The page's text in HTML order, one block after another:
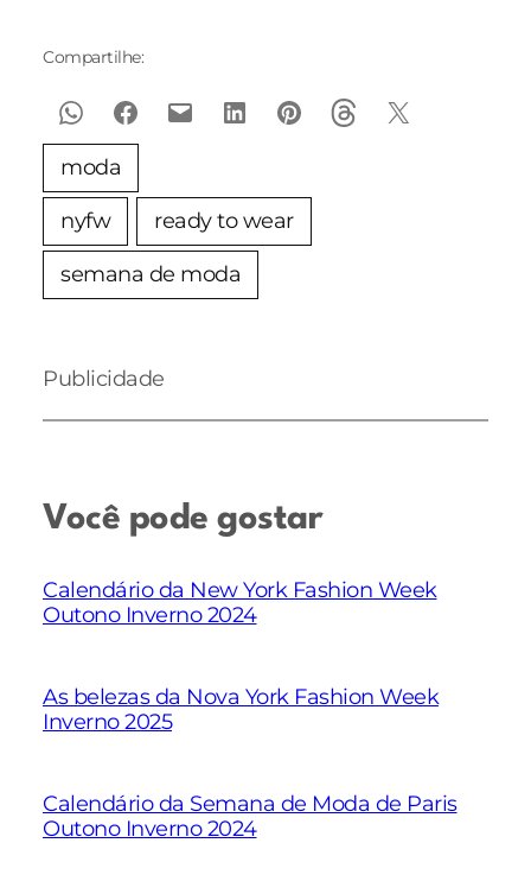
Compartilhe:
moda
nyfw ready to wear
semana de moda
Publicidade
Você pode gostar
Calendário da New York Fashion Week
Outono Inverno 2024
As belezas da Nova York Fashion Week
Inverno 2025
Calendário da Semana de Moda de Paris
Outono Inverno 2024